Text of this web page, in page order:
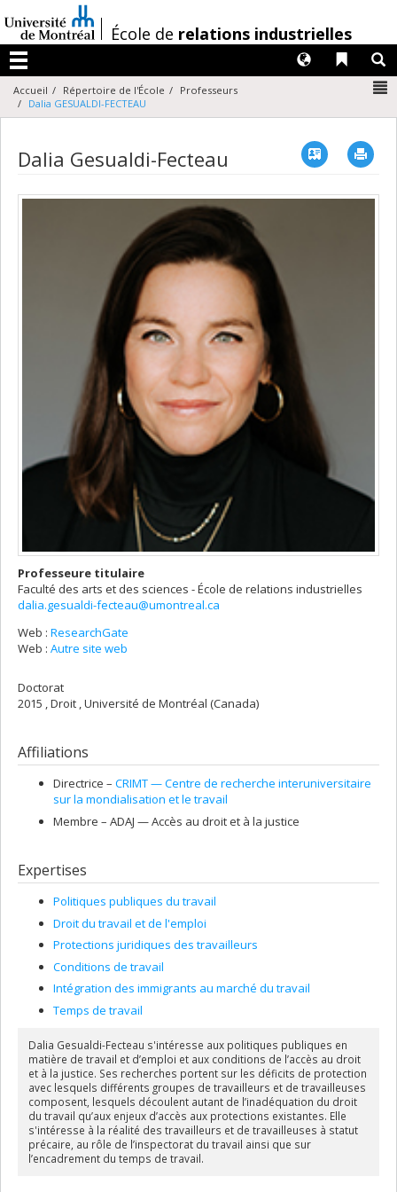
au
contenu
/École de relations industrielles
Menu
Liens
Langues
Accueil Répertoire de l'École
Professeurs
Dalia GESUALDI-FECTEAU
Dalia Gesualdi-Fecteau Vcard
Professeure titulaire
Faculté des arts et des sciences - École de relations industrielles
dalia.gesualdi-fecteau@umontreal.ca
Web : ResearchGate
Web : Autre site web
Doctorat
2015 , Droit , Université de Montréal (Canada)
Affiliations
Directrice – CRIMT — Centre de recherche interuniversitaire
sur la mondialisation et le travail
Membre – ADAJ — Accès au droit et à la justice
Expertises
Politiques publiques du travail
Droit du travail et de l'emploi
Protections juridiques des travailleurs
Conditions de travail
Intégration des immigrants au marché du travail
Temps de travail
Dalia Gesualdi-Fecteau s'intéresse aux politiques publiques en
matière de travail et d’emploi et aux conditions de l’accès au droit
et à la justice. Ses recherches portent sur les déficits de protection
avec lesquels différents groupes de travailleurs et de travailleuses
composent, lesquels découlent autant de l’inadéquation du droit
du travail qu’aux enjeux d’accès aux protections existantes. Elle
s'intéresse à la réalité des travailleurs et de travailleuses à statut
précaire, au rôle de l’inspectorat du travail ainsi que sur
l’encadrement du temps de travail.